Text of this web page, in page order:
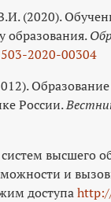
(2020).
образования.
2020-00304
России.
высшего
и
доступа